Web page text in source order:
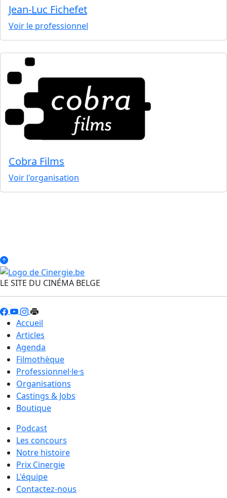
Jean-Luc Fichefet
Voir le professionnel
Cobra Films
Voir l'organisation
LE SITE DU CINÉMA BELGE
Accueil
Articles
Agenda
Filmothèque
Professionnel·le·s
Organisations
Castings & Jobs
Boutique
Podcast
Les concours
Notre histoire
Prix Cinergie
L'équipe
Contactez-nous